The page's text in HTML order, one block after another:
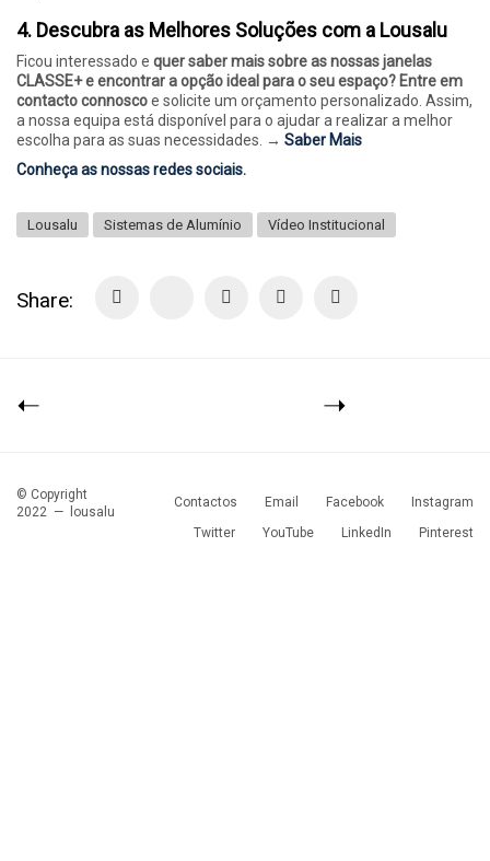
4. Descubra as Melhores Soluções com a Lousalu
Ficou interessado e quer saber mais sobre as nossas janelas
CLASSE+ e encontrar a opção ideal para o seu espaço? Entre em
contacto connoscoe solicite um orçamento personalizado. Assim,
a nossa equipa está disponível para o ajudar a realizar a melhor
escolha para as suas necessidades. → Saber Mais
Conheça as nossas redes sociais.
Lousalu Sistemas de Alumínio Vídeo Institucional
Share:
Contactos Email Facebook
Instagram
Twitter
YouTube LinkedIn Pinterest
© Copyright
2022 —
lousalu